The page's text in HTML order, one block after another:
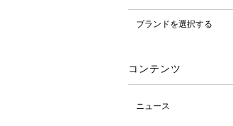
ブランドを選択する
コンテンツ
ニュース